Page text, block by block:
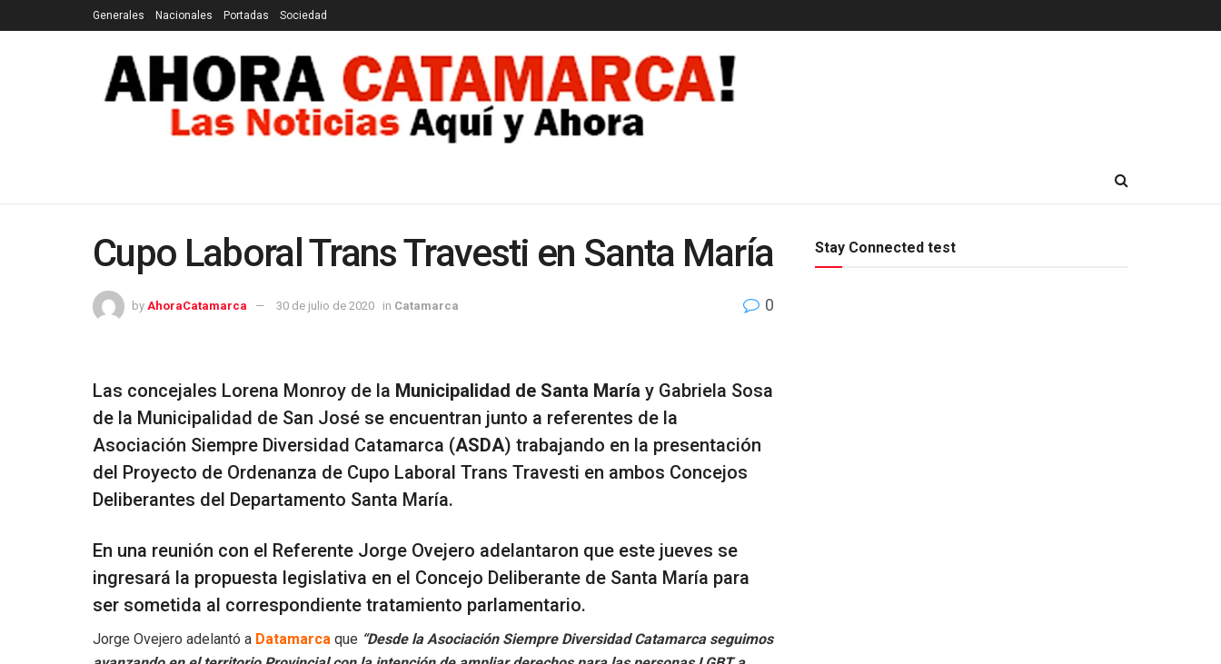
Generales Nacionales Portadas Sociedad
Cupo Laboral Trans Travesti en Santa María
by AhoraCatamarca 30 de julio de 2020 in Catamarca 0
Las concejales Lorena Monroy de la Municipalidad de Santa María y Gabriela Sosa
de la Municipalidad de San José se encuentran junto a referentes de la
Asociación Siempre Diversidad Catamarca (ASDA) trabajando en la presentación
del Proyecto de Ordenanza de Cupo Laboral Trans Travesti en ambos Concejos
Deliberantes del Departamento Santa María.
En una reunión con el Referente Jorge Ovejero adelantaron que este jueves se
ingresará la propuesta legislativa en el Concejo Deliberante de Santa María para
ser sometida al correspondiente tratamiento parlamentario.
Jorge Ovejero adelantó a Datamarca que “Desde la Asociación Siempre Diversidad Catamarca seguimos
Stay Connected test